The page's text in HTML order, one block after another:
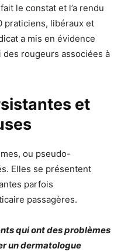
le constat et l’a rendu
praticiens, libéraux et
a mis en évidence
rougeurs associées à
et
ou pseudo-
Elles se présentent
parfois
passagères.
qui ont des problèmes
un dermatologue